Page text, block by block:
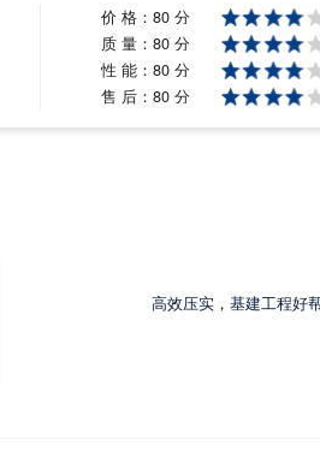
价 格：80 分
质 量：80 分
性 能：80 分
售 后：80 分
高效压实，基建工程好